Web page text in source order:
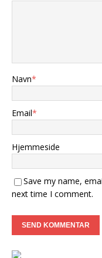
Navn*
Email*
Hjemmeside
Save my name,
next time I comment.